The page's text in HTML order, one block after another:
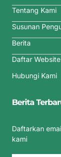
Tentang Kami
Susunan
Berita
Daftar Website
Hubungi Kami
Berita
Daftarkan
kami